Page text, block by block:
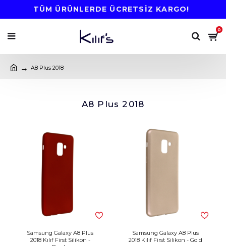
TÜM ÜRÜNLERDE ÜCRETSİZ KARGO!
0
A8 Plus 2018
A8 Plus 2018
Samsung Galaxy A8 Plus
2018 Kılıf First Silikon -
Samsung Galaxy A8 Plus
2018 Kılıf First Silikon - Gold